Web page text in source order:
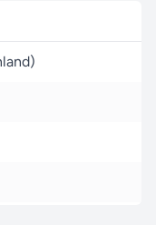
Mykonos, die
einzigartige
2026 in
am 23.
um Ihre